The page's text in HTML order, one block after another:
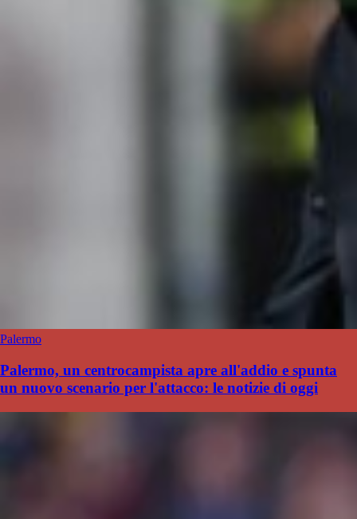
Palermo
Palermo, un centrocampista apre all'addio e spunta
un nuovo scenario per l'attacco: le notizie di oggi